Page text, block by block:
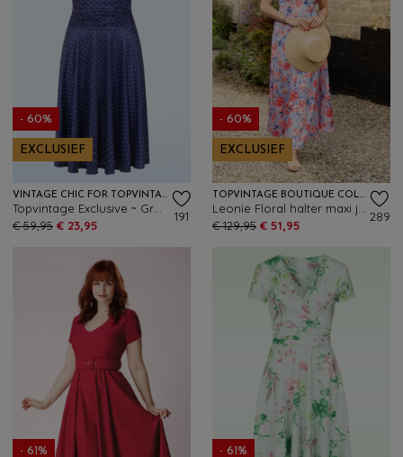
- 60%
EXCLUSIEF
VINTAGE CHIC FOR TOPVINTAGE
€ 59,95 € 23,95
191
- 60%
EXCLUSIEF
TOPVINTAGE BOUTIQUE COLLECTION
€ 129,95 € 51,95
289
- 61% - 61%